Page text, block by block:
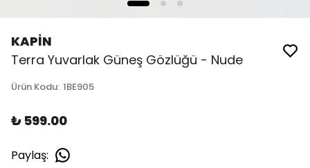
KAPİN
Terra Yuvarlak Güneş Gözlüğü - Nude
Ürün Kodu: 1BE905
₺ 599.00
Paylaş: